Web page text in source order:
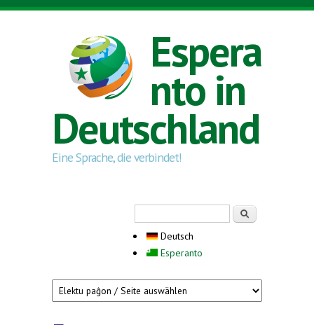
Direkt zum Inhalt
Espera
nto in
Deutschland
Eine Sprache, die verbindet!
Deutsch
Esperanto